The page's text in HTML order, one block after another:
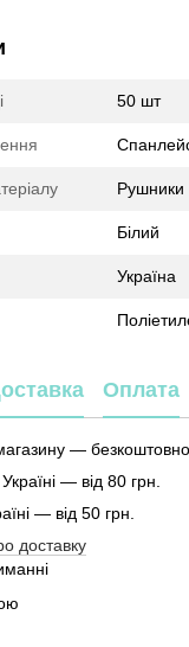
50 шт
Рушники
Білий
Україна
Оплата
—
— від 80 грн.
— від 50 грн.
доставку